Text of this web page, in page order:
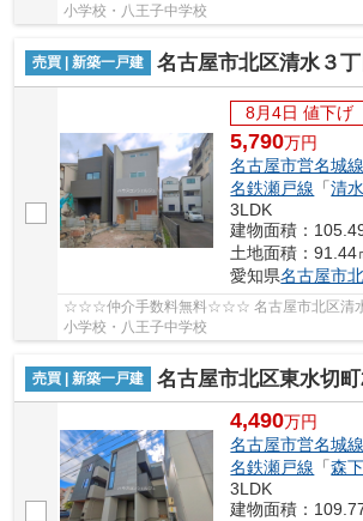
小学校・八王子中学校
売買 | 新築一戸建 名古屋市北区清水３丁目8-23【仲介手数料無料
8月4日 値下げ
5,790万円
名古屋市営名城線
名鉄瀬戸線 「清水
3LDK
建物面積：
土地面積：91.44
愛知県名古屋市
☆☆☆仲介手数料無料☆☆☆ 名古屋市北区清水
小学校・八王子中学校
売買 | 新築一戸建 名古屋市北区東水切町2丁目15【仲介手数料無
4,490万円
名古屋市営名城線
名鉄瀬戸線 「森下
3LDK
建物面積：